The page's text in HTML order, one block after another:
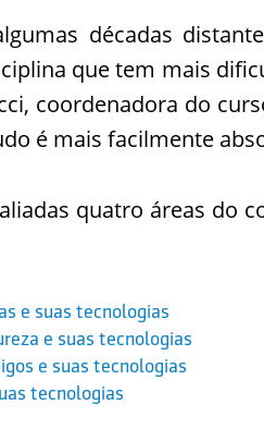
décadas
que tem mais
coordenadora do
é mais facilmente
quatro áreas do
e suas tecnologias
e suas tecnologias
e suas tecnologias
tecnologias